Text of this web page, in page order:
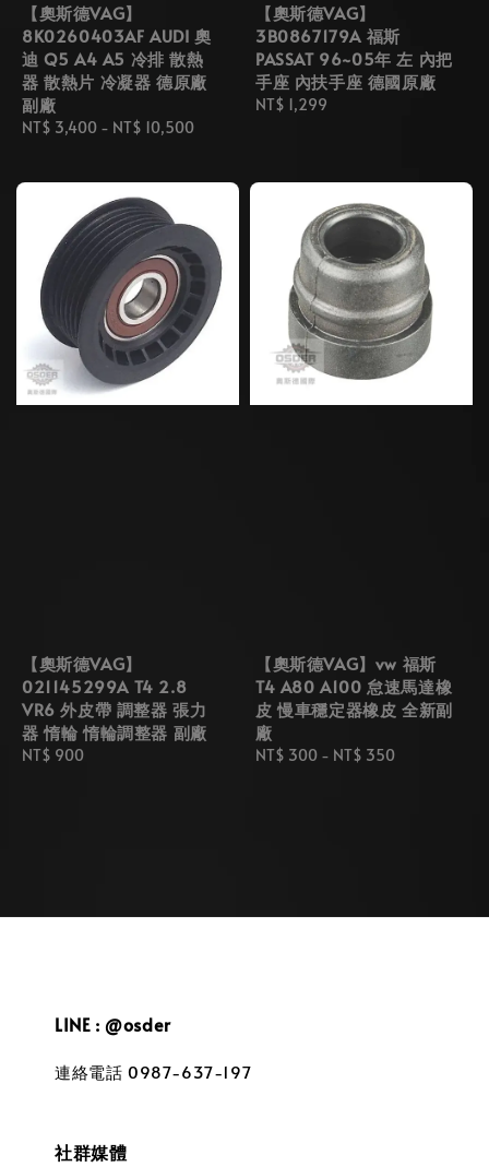
【奧斯德VAG】
8K0260403AF AUDI 奧
迪 Q5 A4 A5 冷排 散熱
器 散熱片 冷凝器 德原廠
副廠
Regular
NT$ 3,400 - NT$ 10,500
【奧斯德VAG】
3B0867179A 福斯
PASSAT 96~05年 左 內把
手座 內扶手座 德國原廠
Regular
NT$ 1,299
【奧斯德VAG】
021145299A T4 2.8
VR6 外皮帶 調整器 張力
器 惰輪 惰輪調整器 副廠
Regular
NT$ 900
【奧斯德VAG】vw 福斯
T4 A80 A100 怠速馬達橡
皮 慢車穩定器橡皮 全新副
廠
Regular
NT$ 300 - NT$ 350
LINE : @osder
連絡電話 0987-637-197
社群媒體